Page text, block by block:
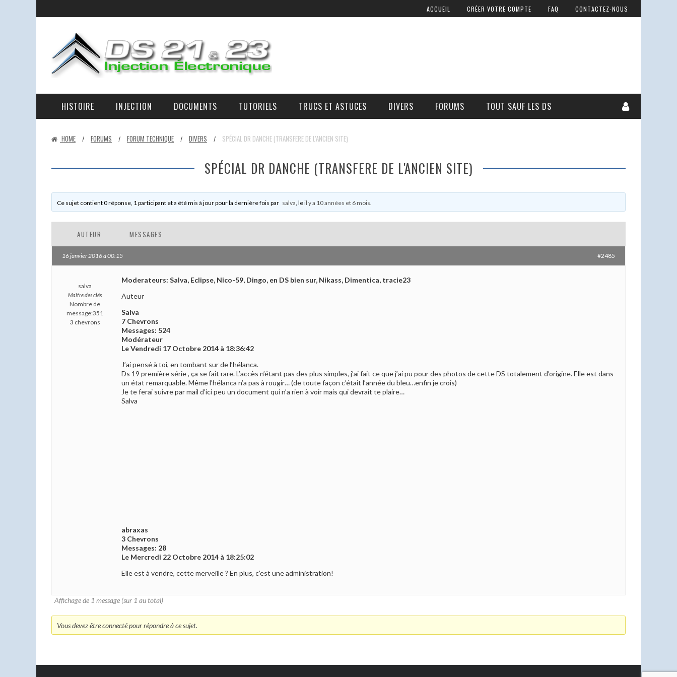
ACCUEIL CRÉER VOTRE COMPTE FAQ CONTACTEZ-NOUS
HISTOIRE INJECTION DOCUMENTS TUTORIELS TRUCS ET ASTUCES DIVERS FORUMS TOUT SAUF LES DS
HOME / FORUMS / FORUM TECHNIQUE / DIVERS / SPÉCIAL DR DANCHE (TRANSFERE DE L'ANCIEN SITE)
SPÉCIAL DR DANCHE (TRANSFERE DE L'ANCIEN SITE)
Ce sujet contient 0 réponse, 1 participant et a été mis à jour pour la dernière fois par salva, leil y a 10 années et 6 mois.
AUTEUR MESSAGES
16 janvier 2016 à 00:15 #2485
salva
Maître des clés
Nombre de
message:351
3 chevrons
Moderateurs: Salva, Eclipse, Nico-59, Dingo, en DS bien sur, Nikass, Dimentica, tracie23
Auteur
Salva
7 Chevrons
Messages: 524
Modérateur
Le Vendredi 17 Octobre 2014 à 18:36:42
J’ai pensé à toi, en tombant sur de l’hélanca.
Ds 19 première série , ça se fait rare. L’accès n’étant pas des plus simples, j’ai fait ce que j’ai pu pour des photos de cette DS totalement d’origine. Elle est dans
un état remarquable. Même l’hélanca n’a pas à rougir… (de toute façon c’était l’année du bleu…enfin je crois)
Je te ferai suivre par mail d’ici peu un document qui n’a rien à voir mais qui devrait te plaire…
Salva
abraxas
3 Chevrons
Messages: 28
Le Mercredi 22 Octobre 2014 à 18:25:02
Elle est à vendre, cette merveille ? En plus, c’est une administration!
Affichage de 1 message (sur 1 au total)
Vous devez être connecté pour répondre à ce sujet.